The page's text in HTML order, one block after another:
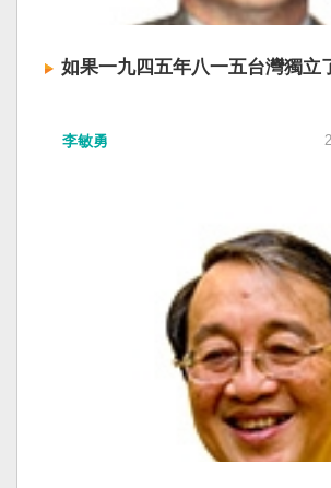
如果一九四五年八一五台灣獨立
李敏勇